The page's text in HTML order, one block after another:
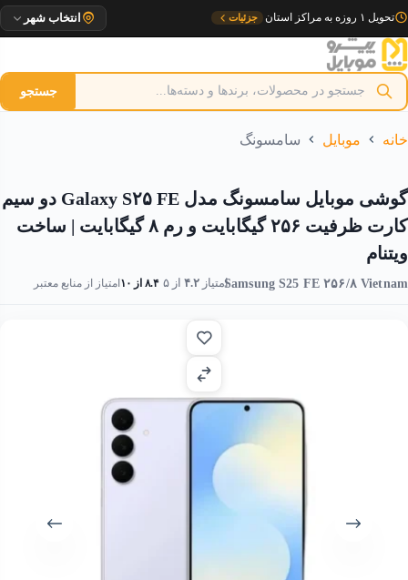
پرش
به
محتوا
انتخاب شهر تحویل ۱ روزه به مراکز استان جزئیات
جستجو
خانه موبایل سامسونگ
گوشی موبایل سامسونگ مدل Galaxy S۲۵ FE دو سیم
کارت ظرفیت ۲۵۶ گیگابایت و رم ۸ گیگابایت | ساخت
ویتنام
Samsung S25 FE ۲۵۶/۸ Vietnamامتیاز ۴.۲از ۵ ۸.۴ از ۱۰ امتیاز از منابع معتبر